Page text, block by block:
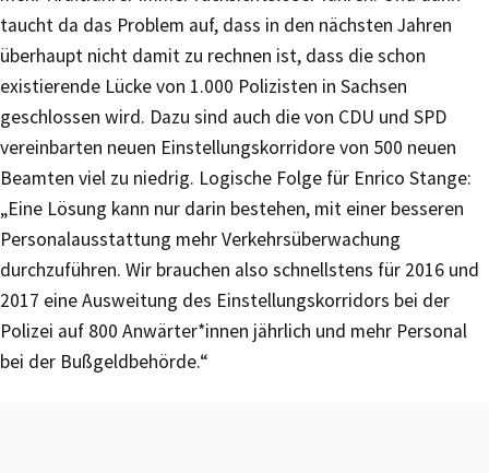
taucht da das Problem auf, dass in den nächsten Jahren
überhaupt nicht damit zu rechnen ist, dass die schon
existierende Lücke von 1.000 Polizisten in Sachsen
geschlossen wird. Dazu sind auch die von CDU und SPD
vereinbarten neuen Einstellungskorridore von 500 neuen
Beamten viel zu niedrig. Logische Folge für Enrico Stange:
„Eine Lösung kann nur darin bestehen, mit einer besseren
Personalausstattung mehr Verkehrsüberwachung
durchzuführen. Wir brauchen also schnellstens für 2016 und
2017 eine Ausweitung des Einstellungskorridors bei der
Polizei auf 800 Anwärter*innen jährlich und mehr Personal
bei der Bußgeldbehörde.“